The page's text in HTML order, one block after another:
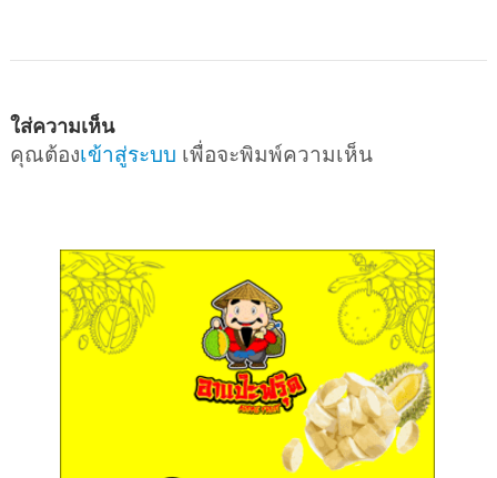
ใส่ความเห็น
คุณต้องเข้าสู่ระบบ เพื่อจะพิมพ์ความเห็น